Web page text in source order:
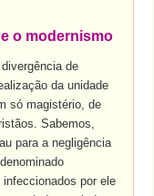
o modernismo
de
da unidade
só magistério, de
Sabemos,
para a negligência
por ele